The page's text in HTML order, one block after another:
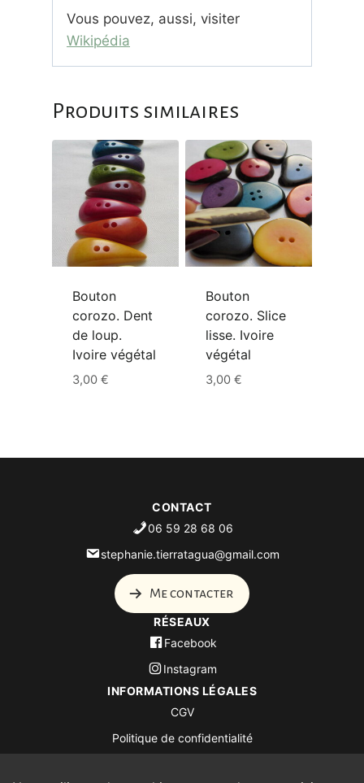
Vous pouvez, aussi, visiter
Wikipédia
Produits similaires
Bouton
corozo. Dent
de loup.
Ivoire végétal
3,00 €
Bouton
corozo. Slice
lisse. Ivoire
végétal
3,00 €
INFORMATIONS LÉGALES
CGV
Politique de confidentialité
RÉSEAUX
Facebook
Instagram
CONTACT
06 59 28 68 06
stephanie.tierratagua@gmail.com
Me contacter